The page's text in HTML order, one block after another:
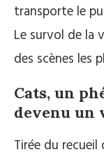
transporte le
Le survol de la
des scènes les
Cats, un
devenu un
Tirée du recueil